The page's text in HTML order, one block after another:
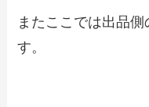
またここでは出品
す。